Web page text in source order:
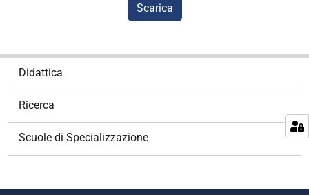
Scarica
Didattica
Ricerca
Scuole di Specializzazione